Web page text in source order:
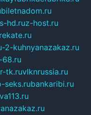
biletnadom.ru
hd.ruz-host.ru
2-kuhnyanazakaz.ru
68.ru
tk.ruvlknrussia.ru
seks.rubankaribi.ru